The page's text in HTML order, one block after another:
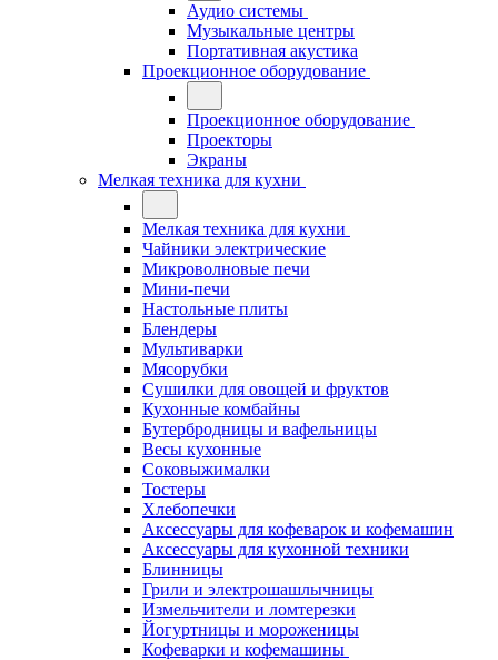
Аудио системы
Музыкальные центры
Портативная акустика
Проекционное оборудование
Проекционное оборудование
Проекторы
Экраны
Мелкая техника для кухни
Мелкая техника для кухни
Чайники электрические
Микроволновые печи
Мини-печи
Настольные плиты
Блендеры
Мультиварки
Мясорубки
Сушилки для овощей и фруктов
Кухонные комбайны
Бутербродницы и вафельницы
Весы кухонные
Соковыжималки
Тостеры
Хлебопечки
Аксессуары для кофеварок и кофемашин
Аксессуары для кухонной техники
Блинницы
Грили и электрошашлычницы
Измельчители и ломтерезки
Йогуртницы и мороженицы
Кофеварки и кофемашины